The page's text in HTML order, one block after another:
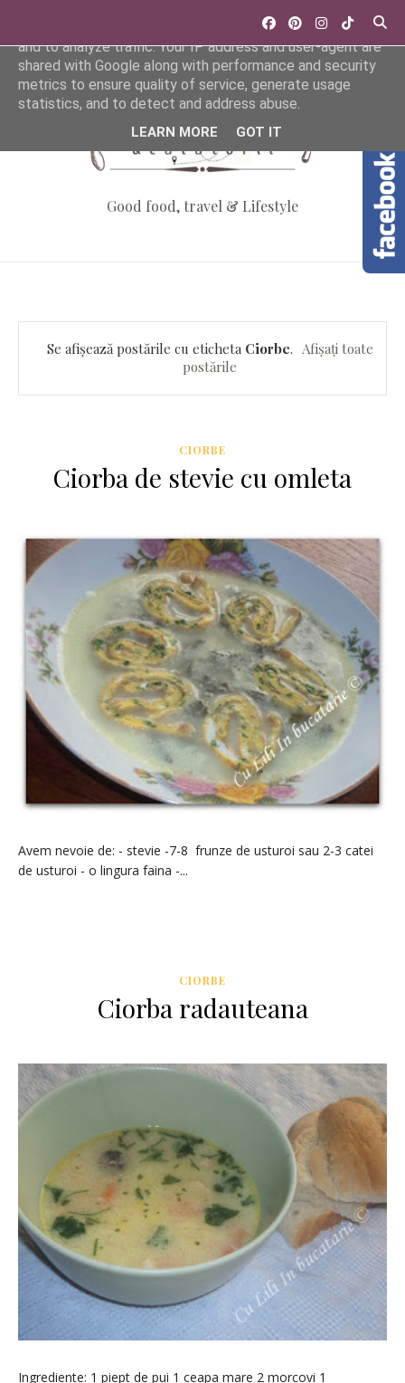
Good food, travel & Lifestyle
Se afișează postările cu eticheta Ciorbe. Afișați toate
postările
CIORBE
Ciorba de stevie cu omleta
Avem nevoie de: - stevie -7-8 frunze de usturoi sau 2-3 catei
de usturoi - o lingura faina -...
CIORBE
Ciorba radauteana
Ingrediente: 1 piept de pui 1 ceapa mare 2 morcovi 1
This site uses cookies from Google to deliver its services
and to analyze traffic. Your IP address and user-agent are
shared with Google along with performance and security
metrics to ensure quality of service, generate usage
statistics, and to detect and address abuse.
LEARN MORE GOT IT